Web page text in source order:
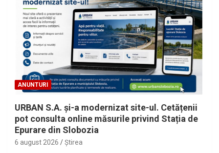
ANUNTURI
URBAN S.A. și-a modernizat site-ul. Cetățenii
pot consulta online măsurile privind Stația de
Epurare din Slobozia
6 august 2026 Ştirea